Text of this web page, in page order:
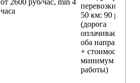
часа
перевозки
50 км: 90 руб./км
(дорога
оплачивается в
оба направления
+ стоимость
минимум 4
работы)